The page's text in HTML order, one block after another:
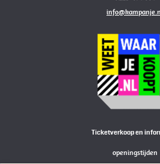
Ticketverkoop en
openingstijden